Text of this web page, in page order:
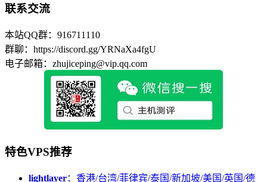
联系交流
本站QQ群：916711110
群聊：https://discord.gg/YRNaXa4fgU
电子邮箱：zhujiceping@vip.qq.com
特色VPS推荐
lightlayer：香港/台湾/菲律宾/泰国/新加坡/美国/英国/德